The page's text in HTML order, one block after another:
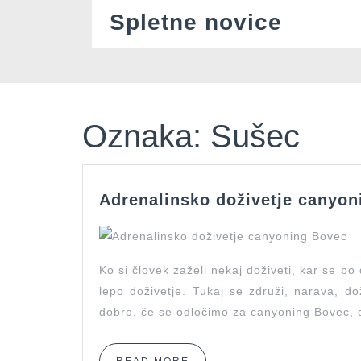
Spletne novice
Oznaka: Sušec
Adrenalinsko doživetje
Ko si človek zaželi nekaj doživeti, kar se
lepo doživetje. Tukaj se združi, narava,
dobro, če se odločimo za canyoning Bovec,